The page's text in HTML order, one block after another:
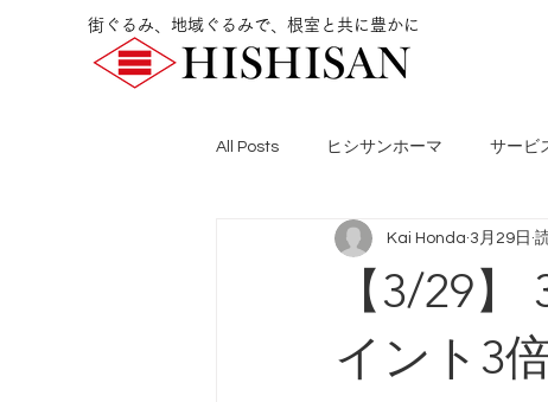
街ぐるみ、地域ぐるみで、根室と共に豊かに
All Posts ヒシサンホーマ サービ
【3/29
イント3倍
Kai Honda 3月29日